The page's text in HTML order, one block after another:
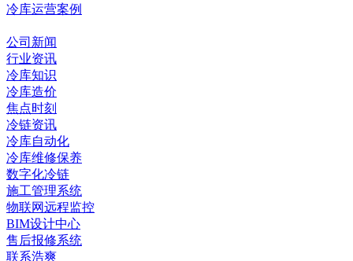
冷库运营案例
公司新闻
行业资讯
冷库知识
冷库造价
焦点时刻
冷链资讯
冷库自动化
冷库维修保养
数字化冷链
施工管理系统
物联网远程监控
BIM设计中心
售后报修系统
联系浩爽